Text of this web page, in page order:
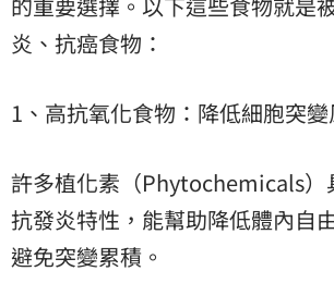
炎、抗癌食物：
1、高抗氧化食物：降低細胞突
許多植化素（Phytochemicals）
抗發炎特性，能幫助降低體內自
避免突變累積。